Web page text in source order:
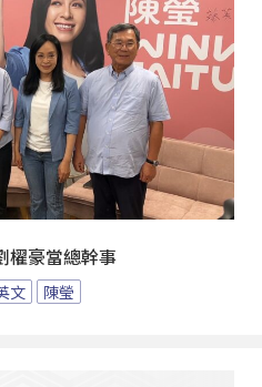
櫂豪當總幹事
文 陳瑩